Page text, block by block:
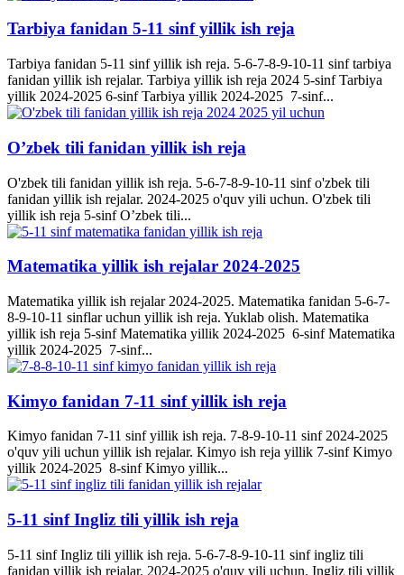
Tarbiya fanidan 5-11 sinf yillik ish reja
Tarbiya fanidan 5-11 sinf yillik ish reja. 5-6-7-8-9-10-11 sinf tarbiya
fanidan yillik ish rejalar. Tarbiya yillik ish reja 2024 5-sinf Tarbiya
yillik 2024-2025 6-sinf Tarbiya yillik 2024-2025 7-sinf...
O’zbek tili fanidan yillik ish reja
O'zbek tili fanidan yillik ish reja. 5-6-7-8-9-10-11 sinf o'zbek tili
fanidan yillik ish rejalar. 2024-2025 o'quv yili uchun. O'zbek tili
yillik ish reja 5-sinf O’zbek tili...
Matematika yillik ish rejalar 2024-2025
Matematika yillik ish rejalar 2024-2025. Matematika fanidan 5-6-7-
8-9-10-11 sinflar uchun yillik ish reja. Yuklab olish. Matematika
yillik ish reja 5-sinf Matematika yillik 2024-2025 6-sinf Matematika
yillik 2024-2025 7-sinf...
Kimyo fanidan 7-11 sinf yillik ish reja
Kimyo fanidan 7-11 sinf yillik ish reja. 7-8-9-10-11 sinf 2024-2025
o'quv yili uchun yillik ish rejalar. Kimyo ish reja yillik 7-sinf Kimyo
yillik 2024-2025 8-sinf Kimyo yillik...
5-11 sinf Ingliz tili yillik ish reja
5-11 sinf Ingliz tili yillik ish reja. 5-6-7-8-9-10-11 sinf ingliz tili
fanidan yillik ish rejalar. 2024-2025 o'quv yili uchun. Ingliz tili yillik